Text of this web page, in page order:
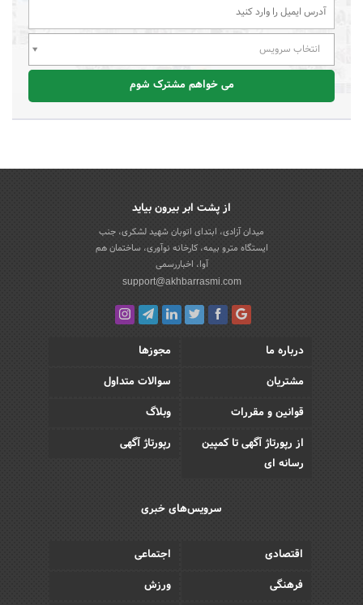
انتخاب سرویس
می خواهم مشترک شوم
از پشت ابر بیرون بیاید
میدان آزادی، ابتدای اتوبان شهید لشکری، جنب
ایستگاه مترو بیمه، کارخانه نوآوری، ساختمان هم
آوا، اخباررسمی
support@akhbarrasmi.com
درباره ما
مجوزها
مشتریان
سوالات متداول
قوانین و مقررات
وبلاگ
از رپورتاژ آگهی تا کمپین
رسانه ای
رپورتاژ آگهی
سرویس‌های خبری
اقتصادی
اجتماعی
فرهنگی
ورزش